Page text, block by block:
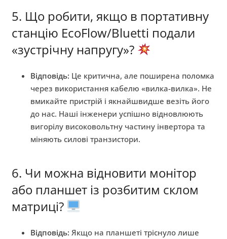
5. Що робити, якщо в портативну
станцію EcoFlow/Bluetti подали
«зустрічну напругу»?
Відповідь: Це критична, але поширена поломка
через використання кабелю «вилка-вилка». Не
вмикайте пристрій і якнайшвидше везіть його
до нас. Наші інженери успішно відновлюють
вигорілу високовольтну частину інвертора та
міняють силові транзистори.
6. Чи можна відновити монітор
або планшет із розбитим склом
матриці?
Відповідь: Якщо на планшеті тріснуло лише